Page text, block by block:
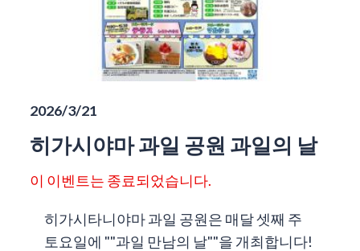
2026/3/21
히가시야마 과일 공원 과일의 날
이 이벤트는 종료되었습니다.
히가시타니야마 과일 공원은 매달 셋째 주
토요일에 ""과일 만남의 날""을 개최합니다!